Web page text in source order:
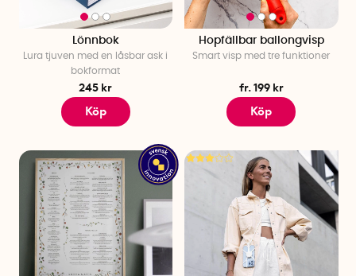
Lönnbok
Lura tjuven med en låsbar ask i
bokformat
245 kr
Köp
Hopfällbar ballongvisp
Smart visp med tre funktioner
fr. 199 kr
Köp